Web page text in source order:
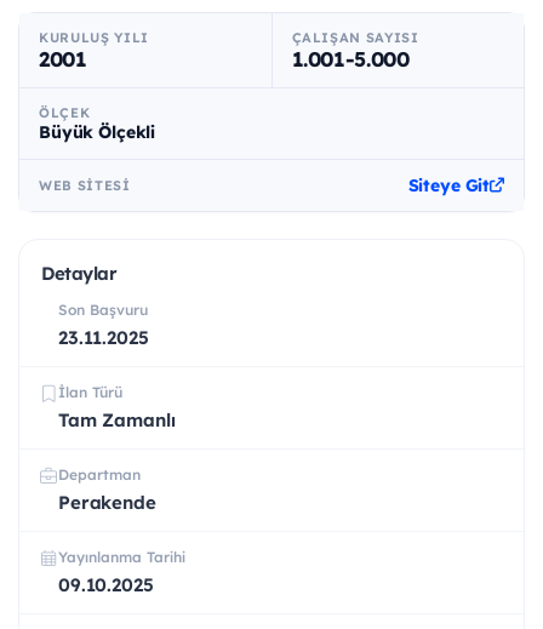
KURULUŞ YILI
2001
ÇALIŞAN SAYISI
1.001-5.000
ÖLÇEK
Büyük Ölçekli
WEB SITESI Siteye Git
Detaylar
Son Başvuru
23.11.2025
İlan Türü
Tam Zamanlı
Departman
Perakende
Yayınlanma Tarihi
09.10.2025